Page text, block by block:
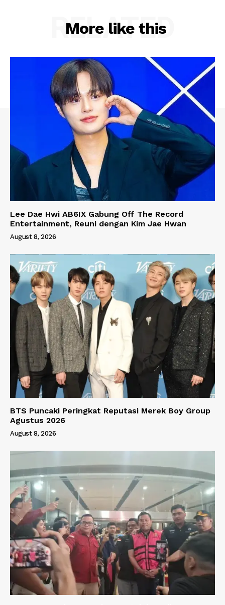
More like this
RELATED
Lee Dae Hwi AB6IX Gabung Off The Record
Entertainment, Reuni dengan Kim Jae Hwan
August 8, 2026
BTS Puncaki Peringkat Reputasi Merek Boy Group
Agustus 2026
August 8, 2026